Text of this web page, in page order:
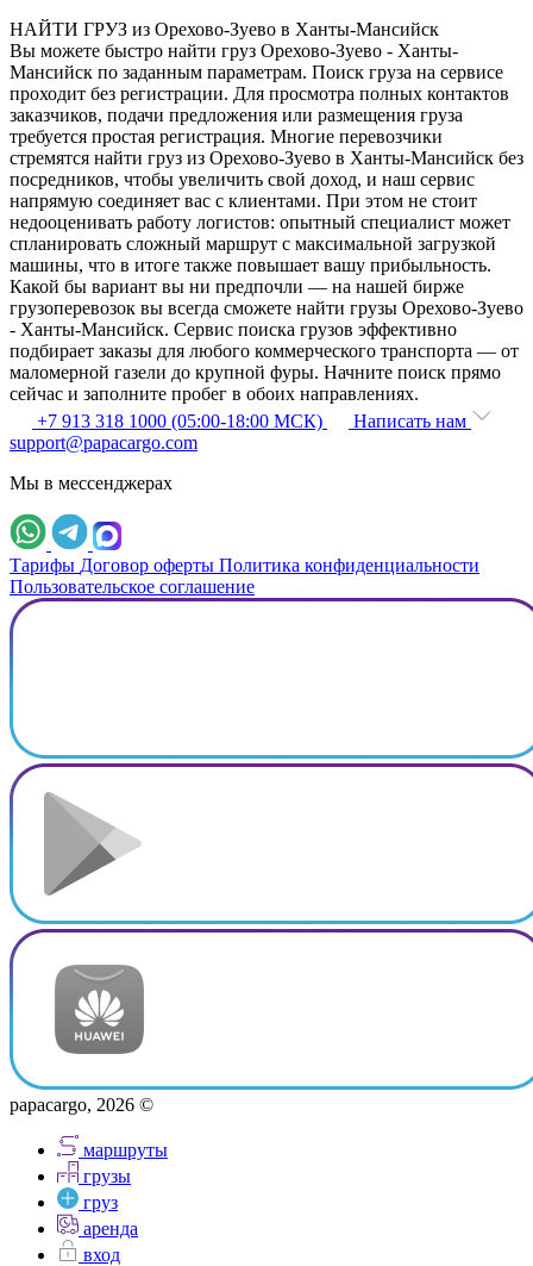
НАЙТИ ГРУЗ из Орехово-Зуево в Ханты-Мансийск
Вы можете быстро найти груз Орехово-Зуево - Ханты-
Мансийск по заданным параметрам. Поиск груза на сервисе
проходит без регистрации. Для просмотра полных контактов
заказчиков, подачи предложения или размещения груза
требуется простая регистрация. Многие перевозчики
стремятся найти груз из Орехово-Зуево в Ханты-Мансийск без
посредников, чтобы увеличить свой доход, и наш сервис
напрямую соединяет вас с клиентами. При этом не стоит
недооценивать работу логистов: опытный специалист может
спланировать сложный маршрут с максимальной загрузкой
машины, что в итоге также повышает вашу прибыльность.
Какой бы вариант вы ни предпочли — на нашей бирже
грузоперевозок вы всегда сможете найти грузы Орехово-Зуево
- Ханты-Мансийск. Сервис поиска грузов эффективно
подбирает заказы для любого коммерческого транспорта — от
маломерной газели до крупной фуры. Начните поиск прямо
сейчас и заполните пробег в обоих направлениях.
+7 913 318 1000 (05:00-18:00 МСК)
Написать нам
support@papacargo.com
Мы в мессенджерах
Тарифы Договор оферты Политика конфиденциальности
Пользовательское соглашение
papacargo, 2026 ©
маршруты
грузы
груз
аренда
вход